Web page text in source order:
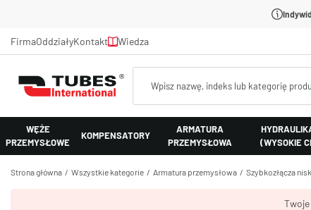
FirmaOddziałyKontakt Wiedza
WĘŻE
PRZEMYSŁOWE
KOMPENSATORY
ARMATURA
PRZEMYSŁOWA
(WYSOKIE
Strona główna Wszystkie kategorie Armatura przemysłowa Szybkozłącza